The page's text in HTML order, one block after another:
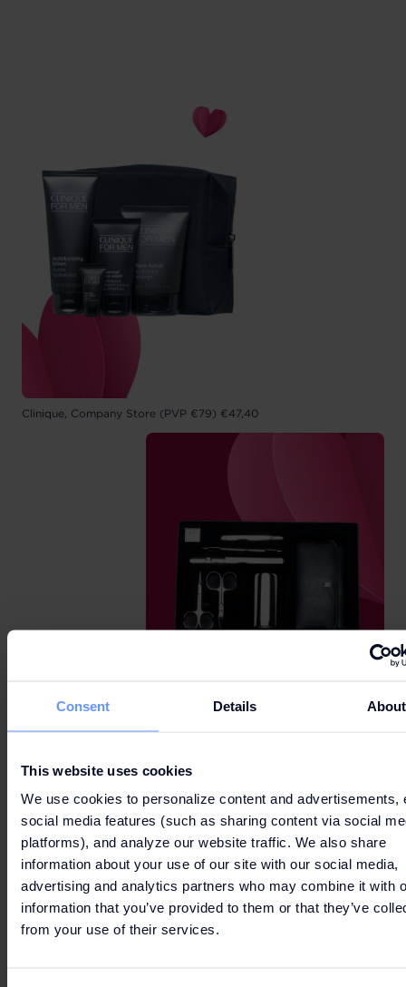
Consent Details About
This website uses cookies
We use cookies to personalize content and advertisements,
social media features (such as sharing content via social
platforms), and analyze our website traffic. We also share
information about your use of our site with our social media,
advertising and analytics partners who may combine it with
information that you’ve provided to them or that they’ve
from your use of their services.
Clinique, Company Store (PVP €79) €47,40
Zwilling (PVP €169) €118